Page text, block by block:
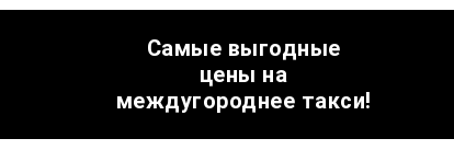
Самые выгодные
цены на
междугороднее такси!